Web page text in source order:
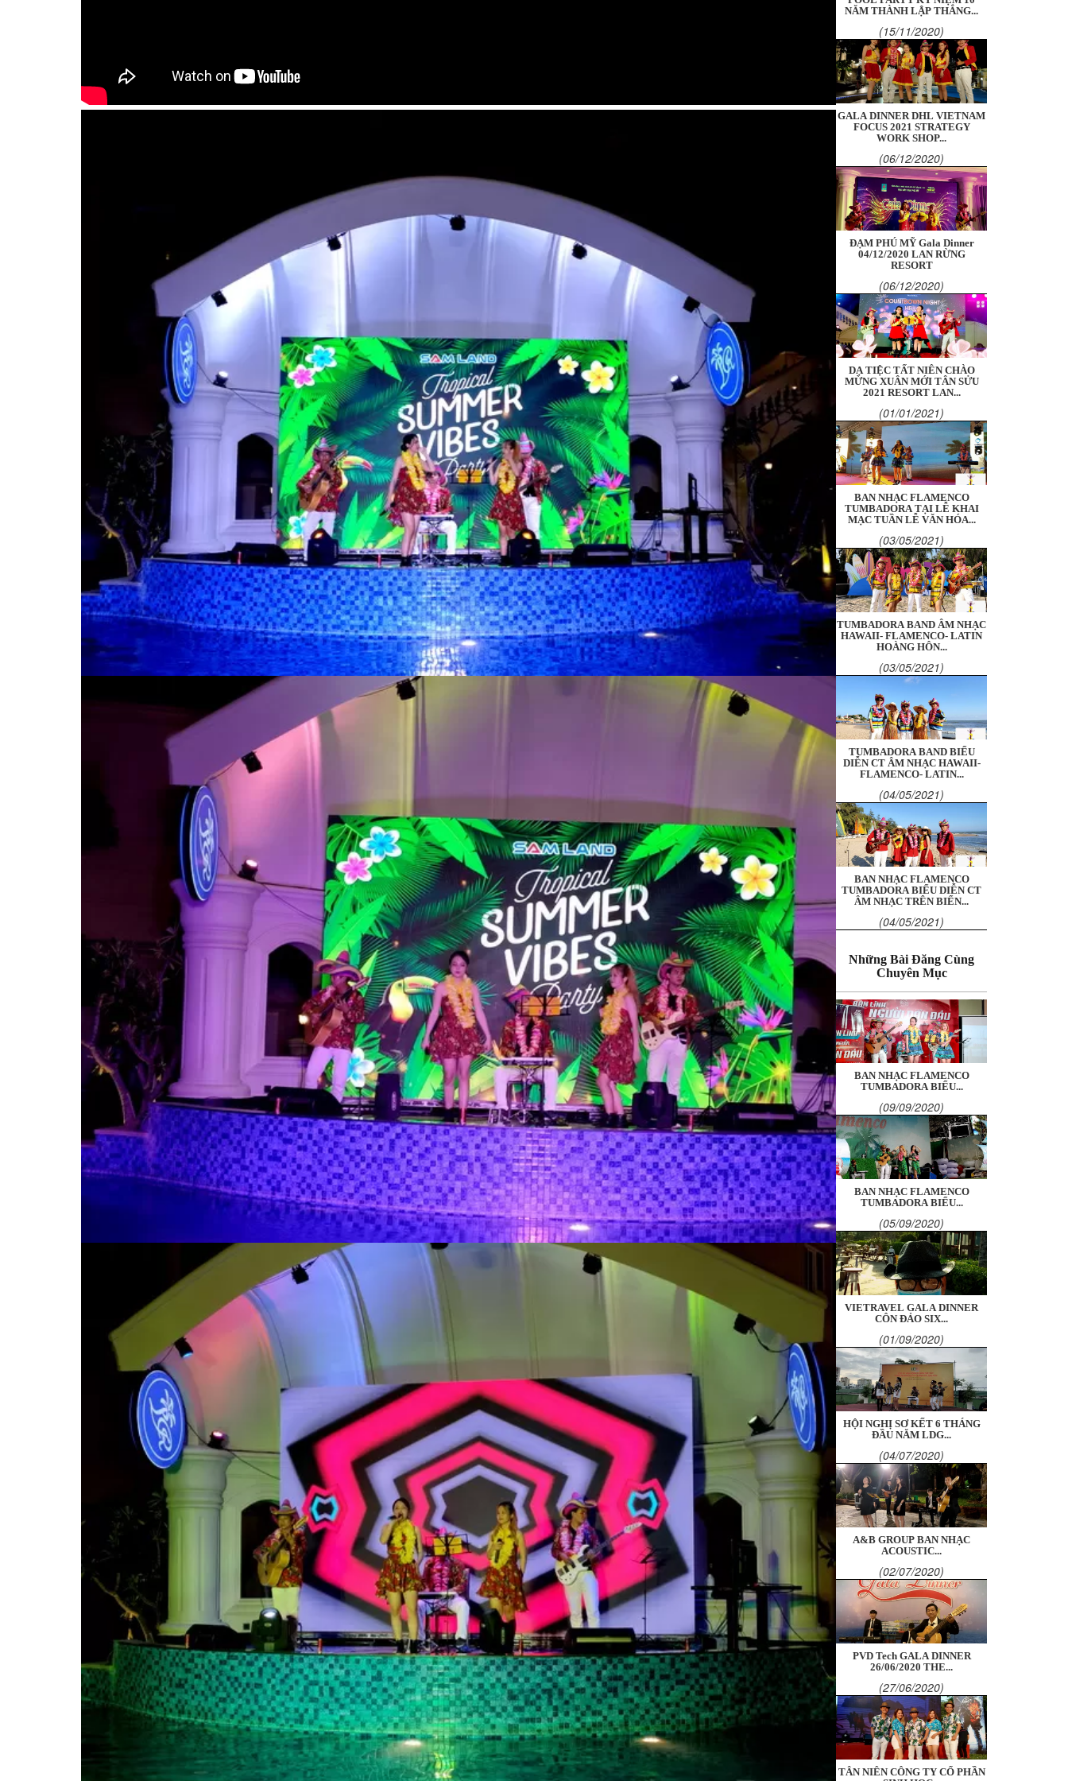
NĂM THÀNH LẬP THẮNG...
(15/11/2020)
GALA DINNER DHL VIETNAM
FOCUS 2021 STRATEGY
WORK SHOP...
(06/12/2020)
ĐẠM PHÚ MỸ Gala Dinner
04/12/2020 LAN RỪNG
RESORT
(06/12/2020)
DẠ TIỆC TẤT NIÊN CHÀO
MỪNG XUÂN MỚI TÂN SỬU
2021 RESORT LAN...
(01/01/2021)
BAN NHẠC FLAMENCO
TUMBADORA TẠI LỄ KHAI
MẠC TUẦN LỄ VĂN HÓA...
(03/05/2021)
TUMBADORA BAND ÂM NHẠC
HAWAII- FLAMENCO- LATIN
HOÀNG HÔN...
(03/05/2021)
TUMBADORA BAND BIỂU
DIỄN CT ÂM NHẠC HAWAII-
FLAMENCO- LATIN...
(04/05/2021)
BAN NHẠC FLAMENCO
TUMBADORA BIỂU DIỄN CT
ÂM NHẠC TRÊN BIỂN...
(04/05/2021)
Những Bài Đăng Cùng
Chuyên Mục
BAN NHẠC FLAMENCO
TUMBADORA BIỂU...
(09/09/2020)
BAN NHẠC FLAMENCO
TUMBADORA BIỂU...
(05/09/2020)
VIETRAVEL GALA DINNER
CÔN ĐẢO SIX...
(01/09/2020)
HỘI NGHỊ SƠ KẾT 6 THÁNG
ĐẦU NĂM LDG...
(04/07/2020)
A&B GROUP BAN NHẠC
ACOUSTIC...
(02/07/2020)
PVD Tech GALA DINNER
26/06/2020 THE...
(27/06/2020)
TÂN NIÊN CÔNG TY CỔ PHẦN